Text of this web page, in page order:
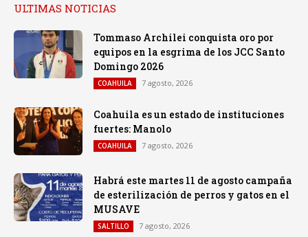
ULTIMAS NOTICIAS
Tommaso Archilei conquista oro por
equipos en la esgrima de los JCC Santo
Domingo 2026
COAHUILA 7 agosto, 2026
Coahuila es un estado de instituciones
fuertes: Manolo
COAHUILA 7 agosto, 2026
Habrá este martes 11 de agosto campaña
de esterilización de perros y gatos en el
MUSAVE
SALTILLO 7 agosto, 2026